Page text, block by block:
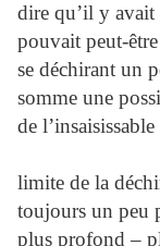
dire qu’il y avait
pouvait peut-
se déchirant un
somme une
de l’insaisissable
limite de la
toujours un peu
plus profond –